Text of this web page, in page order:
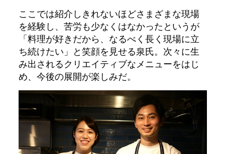
ここでは紹介しきれないほどさまざまな現場
を経験し、苦労も少なくはなかったというが
「料理が好きだから、なるべく長く現場に立
ち続けたい」と笑顔を見せる泉氏。次々に生
み出されるクリエイティブなメニューをはじ
め、今後の展開が楽しみだ。